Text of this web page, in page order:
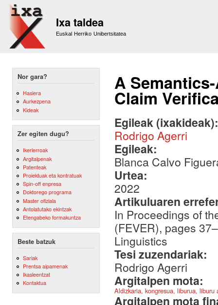
Ixa taldea
Euskal Herriko Unibertsitatea
Nor gara?
Hasiera
Aurkezpena
Kideak
Zer egiten dugu?
Ikerlerroak
Argitalpenak
Patenteak
Proiektuak eta kontratuak
Spin-off enpresa
Doktorego programa
Master ofiziala
Antolatutako ekintzak
Etengabeko formakuntza
Beste batzuk
Sariak
Prentsa aipamenak
Ikasleentzat
Kontaktua
A
Claim
Egileak
Rodrigo Agerri
Egileak:
Blanca Calvo
Urtea:
2022
Artikuluaren
In Proceedings of
(FEVER), pages
Linguistics
Tesi zuzendariak:
Rodrigo Agerri
Argitalpen mota:
Aldizkaria, kongresua, liburua,
Argitalpen mota